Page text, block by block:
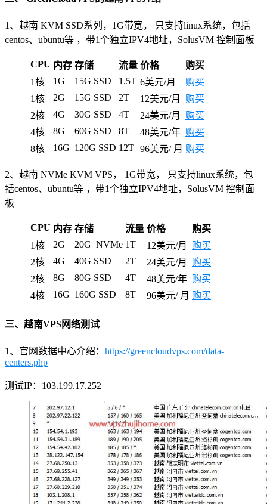
1、越南 KVM SSD系列，1G带宽， 只支持linux系统，包括
centos、ubuntu等 ，带1个独立IPV4地址，SolusVM 控制面板
CPU 内存 存储 流量 价格
购买
1核
1G 15G SSD 1.5T 6美元/月
购买
1核
2G 15G SSD 2T 12美元/月
购买
2核
4G 30G SSD 4T 24美元/月
购买
4核
8G 60G SSD 8T 48美元/年 购买
8核
16G 120G SSD 12T 96美元/ 月 购买
2、越南 NVMe KVM VPS， 1G带宽， 只支持linux系统，包
括centos、ubuntu等 ，带1个独立IPV4地址，SolusVM 控制面
板
CPU 内存 存储 流量 价格
购买
1核
2G 20G NVMe 1T 12美元/月
购买
2核
4G 40G SSD 2T 24美元/月
购买
2核
8G 80G SSD 4T 48美元/年 购买
4核
16G 160G SSD 8T 96美元/ 月 购买
三、越南VPS网络测试
1、官网数据中心介绍： https://greencloudvps.com/data-
centers.php
测试IP：103.199.17.252